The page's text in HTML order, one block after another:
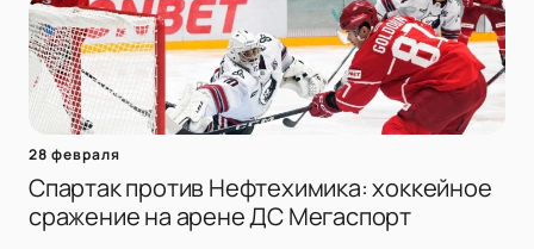
28 февраля
Спартак против Нефтехимика: хоккейное
сражение на арене ДС Мегаспорт